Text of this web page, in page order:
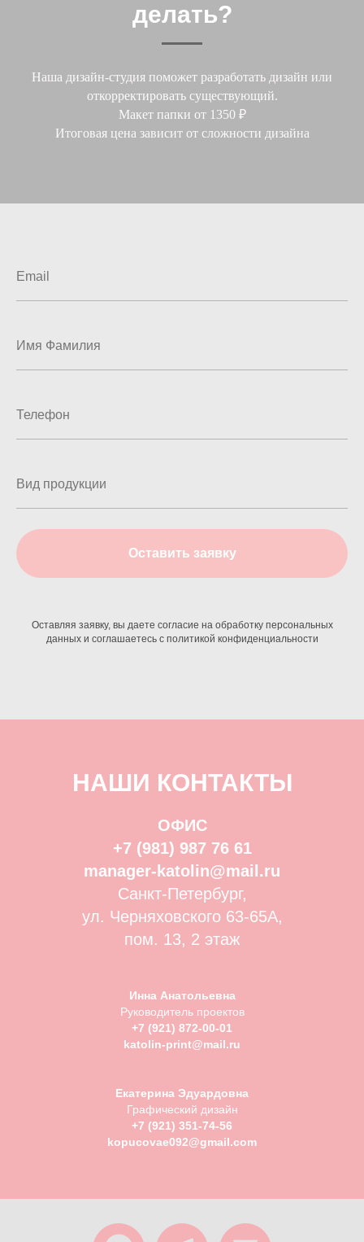
делать?
Наша дизайн-студия поможет разработать дизайн или
откорректировать существующий.
Макет папки от 1350 ₽
Итоговая цена зависит от сложности дизайна
Оставить заявку
Оставляя заявку, вы даете согласие на обработку персональных
данных и соглашаетесь c политикой конфиденциальности
НАШИ КОНТАКТЫ
ОФИС
+7 (981) 987 76 61
manager-katolin@mail.ru
Санкт-Петербург,
ул. Черняховского 63-65А,
пом. 13, 2 этаж
Инна Анатольевна
Руководитель проектов
+7 (921) 872-00-01
katolin-print@mail.ru
Екатерина Эдуардовна
Графический дизайн
+7 (921) 351-74-56
kopucovae092@gmail.com